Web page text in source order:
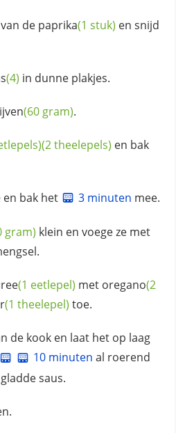
de paprika(1 stuk) en snijd
(4) in dunne plakjes.
(60 gram).
(2 theelepels) en bak
bak het 3 minuten mee.
gram) klein en voege ze met
(1 eetlepel) met oregano(2
(1 theelepel) toe.
de kook en laat het op laag
10 minuten al roerend
saus.